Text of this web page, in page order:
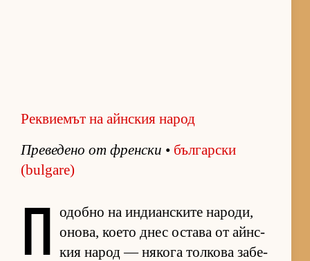
Реквиемът на айнския народ
Пре­ве­дено от френ­ски • бъл­гар­ски
(bulgare)
П о­добно на ин­ди­ан­с­ките на­ро­ди,
оно­ва, ко­ето днес ос­тава от айн­с­
кия на­род — ня­кога тол­кова за­бе­